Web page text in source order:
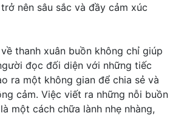
nên sâu sắc và đầy cảm xúc
thanh xuân buồn không chỉ giúp
đọc đối diện với những tiếc
ra một không gian để chia sẻ và
cảm. Việc viết ra những nỗi buồn
một cách chữa lành nhẹ nhàng,